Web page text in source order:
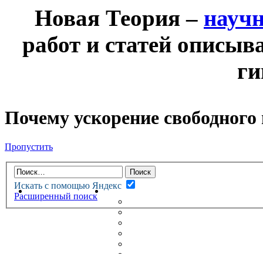
Новая Теория –
работ и статей
Почему ускорение
Пропустить
Искать с помощью Яндекс
Расширенный поиск
НОВАЯ ТЕОРИЯФОРУМ
НЕПРОЧИТАННЫЕ